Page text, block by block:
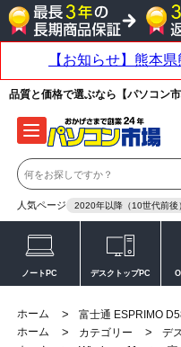
品質と価格で選ぶなら【パソコン
人気ページ 2020年以降（10世代前後
ノートPC デスクトップPC
ホーム >
富士通 ESPRIMO
ホーム
> カテゴリー > デ